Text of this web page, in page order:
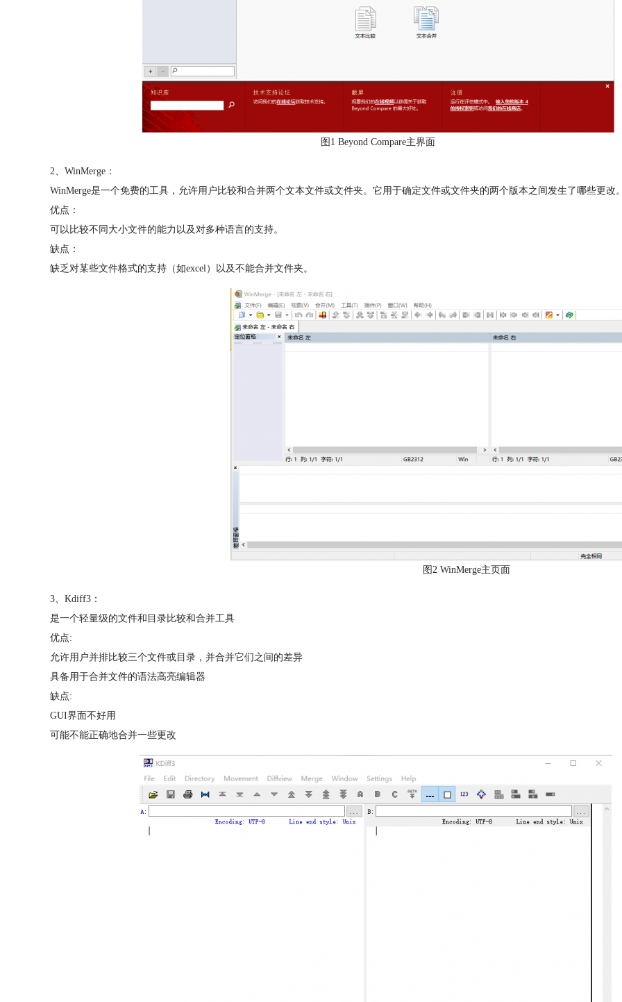
图1 Beyond Compare主界面
2、WinMerge：
WinMerge是一个免费的工具，允许用户比较和合并两个文本文件或文件夹。它用于确定文件或文件夹的两个版本之间发生了哪些更改
优点：
可以比较不同大小文件的能力以及对多种语言的支持。
缺点：
缺乏对某些文件格式的支持（如excel）以及不能合并文件夹。
图2 WinMerge主页面
3、Kdiff3：
是一个轻量级的文件和目录比较和合并工具
优点:
允许用户并排比较三个文件或目录，并合并它们之间的差异
具备用于合并文件的语法高亮编辑器
缺点:
GUI界面不好用
可能不能正确地合并一些更改